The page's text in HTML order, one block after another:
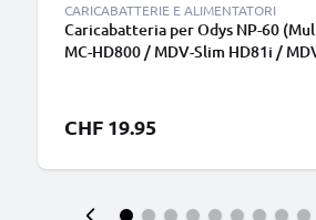
CARICABATTERIE E ALIMENTATORI
Caricabatteria per Odys NP-60
MC-HD800 / MDV-Slim HD81i /
CHF 19.95